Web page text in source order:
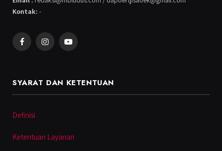
Kontak: -
FacebookInstagramYouTube
SYARAT DAN KETENTUAN
Definisi
Ketentuan Layanan